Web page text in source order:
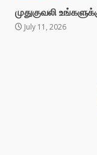
முதுகுவலி
July 11, 2026